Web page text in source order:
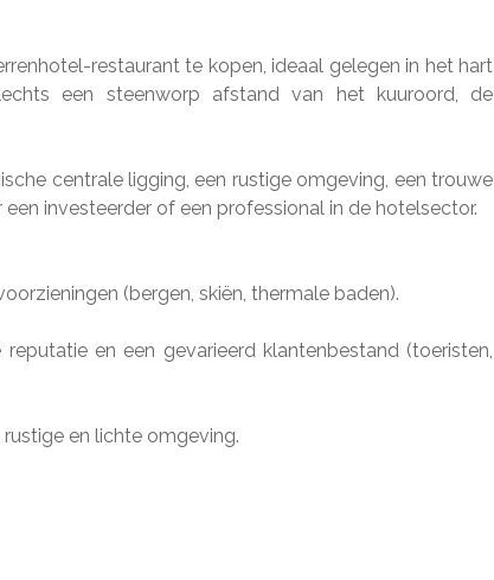
restaurant te kopen, ideaal gelegen in het hart
een steenworp afstand van het kuuroord, de
centrale ligging, een rustige omgeving, een trouwe
investeerder of een professional in de hotelsector.
(bergen, skiën, thermale baden).
en een gevarieerd klantenbestand (toeristen,
en lichte omgeving.